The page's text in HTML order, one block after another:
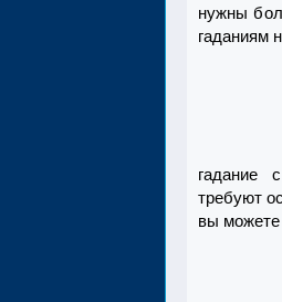
нужны
гаданиям
гадание
требуют
вы можете